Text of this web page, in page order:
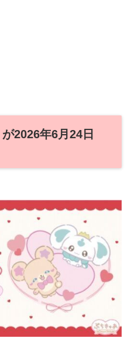
2026年6月24日